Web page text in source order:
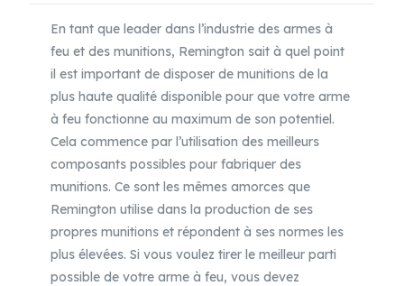
En tant que leader dans l’industrie des armes à
feu et des munitions, Remington sait à quel point
il est important de disposer de munitions de la
plus haute qualité disponible pour que votre arme
à feu fonctionne au maximum de son potentiel.
Cela commence par l’utilisation des meilleurs
composants possibles pour fabriquer des
munitions. Ce sont les mêmes amorces que
Remington utilise dans la production de ses
propres munitions et répondent à ses normes les
plus élevées. Si vous voulez tirer le meilleur parti
possible de votre arme à feu, vous devez